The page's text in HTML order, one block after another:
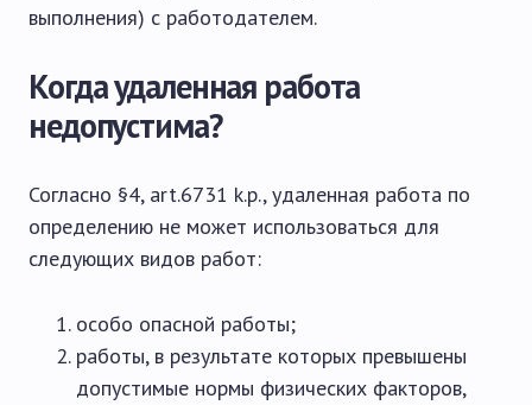
выполнения) с работодателем.
Когда удаленная работа
недопустима?
Согласно §4, art.6731 k.p., удаленная работа по
определению не может использоваться для
следующих видов работ:
особо опасной работы;
работы, в результате которых превышены
допустимые нормы физических факторов,